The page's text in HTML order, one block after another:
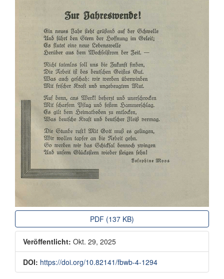
PDF (137 KB)
Veröffentlicht: Okt. 29, 2025
DOI: https://doi.org/10.82141/fbwb-4-1294